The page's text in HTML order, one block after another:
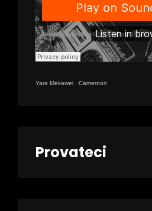
Yara Mekawei · Cameroon
Provateci